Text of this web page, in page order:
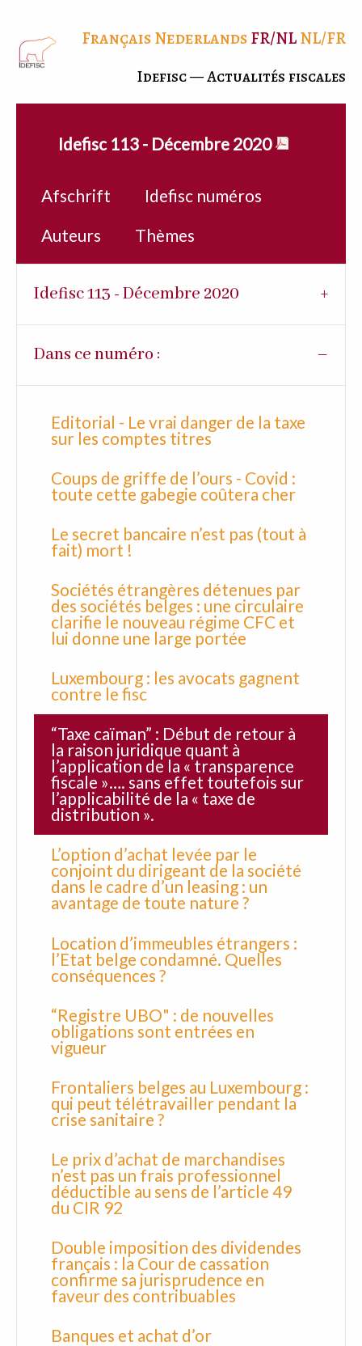
FrançaisNederlandsFR/NLNL/FR
Idefisc — Actualités fiscales
Idefisc 113 - Décembre 2020
Afschrift
Idefisc numéros
Auteurs
Thèmes
Idefisc 113 - Décembre 2020
Dans ce numéro :
Editorial - Le vrai danger de la taxe
sur les comptes titres
Coups de griffe de l’ours - Covid :
toute cette gabegie coûtera cher
Le secret bancaire n’est pas (tout à
fait) mort !
Sociétés étrangères détenues par
des sociétés belges : une circulaire
clarifie le nouveau régime CFC et
lui donne une large portée
Luxembourg : les avocats gagnent
contre le fisc
“Taxe caïman” : Début de retour à
la raison juridique quant à
l’application de la « transparence
fiscale »…. sans effet toutefois sur
l’applicabilité de la « taxe de
distribution ».
L’option d’achat levée par le
conjoint du dirigeant de la société
dans le cadre d’un leasing : un
avantage de toute nature ?
Location d’immeubles étrangers :
l’Etat belge condamné. Quelles
conséquences ?
“Registre UBO" : de nouvelles
obligations sont entrées en
vigueur
Frontaliers belges au Luxembourg :
qui peut télétravailler pendant la
crise sanitaire ?
Le prix d’achat de marchandises
n’est pas un frais professionnel
déductible au sens de l’article 49
du CIR 92
Double imposition des dividendes
français : la Cour de cassation
confirme sa jurisprudence en
faveur des contribuables
Banques et achat d’or